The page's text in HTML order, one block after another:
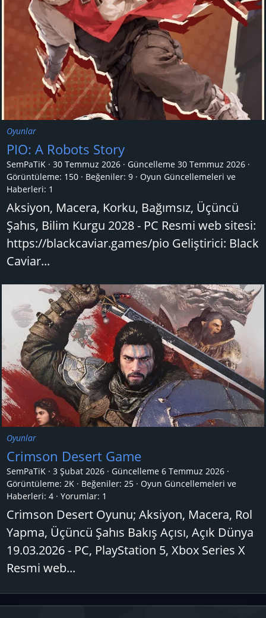
Oyunlar
PIO: A Robots Story
SemPaTiK 30 Temmuz 2026 Güncelleme 30 Temmuz 2026
Görüntüleme: 150
Beğeniler: 9
Oyun Güncellemeleri ve
Haberleri: 1
Aksiyon, Macera, Korku, Bağımsız, Üçüncü
Şahıs, Bilim Kurgu 2028 - PC Resmi web sitesi:
https://blackcaviar.games/pio Geliştirici: Black
Caviar...
Oyunlar
Crimson Desert Game
SemPaTiK 3 Şubat 2026 Güncelleme 6 Temmuz 2026
Görüntüleme: 2K
Beğeniler: 25
Oyun Güncellemeleri ve
Haberleri: 4 Yorumlar: 1
Crimson Desert Oyunu; Aksiyon, Macera, Rol
Yapma, Üçüncü Şahıs Bakış Açısı, Açık Dünya
19.03.2026 - PC, PlayStation 5, Xbox Series X
Resmi web...